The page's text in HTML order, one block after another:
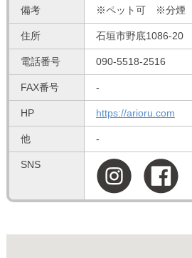
備考 ※ペット可 ※分煙
住所 石垣市野底1086-20
電話番号 090-5518-2516
FAX番号 -
HP https://arioru.com
他 -
SNS